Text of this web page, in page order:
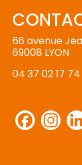
66 avenue
69008 LYON
04 37 02 17